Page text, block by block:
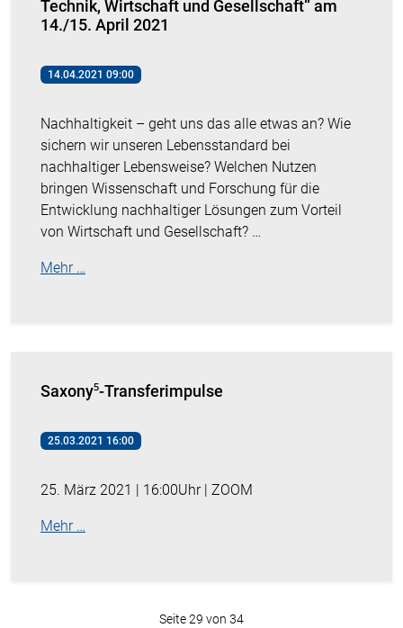
Technik, Wirtschaft und Gesellschaft“ am
14./15. April 2021
14.04.2021 09:00
Nachhaltigkeit – geht uns das alle etwas an? Wie
sichern wir unseren Lebensstandard bei
nachhaltiger Lebensweise? Welchen Nutzen
bringen Wissenschaft und Forschung für die
Entwicklung nachhaltiger Lösungen zum Vorteil
von Wirtschaft und Gesellschaft? …
Mehr …
Saxony⁵-Transferimpulse
25.03.2021 16:00
25. März 2021 | 16:00Uhr | ZOOM
Mehr …
Seite 29 von 34